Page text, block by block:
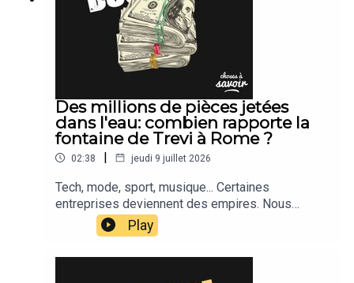
Des millions de pièces jetées
dans l'eau: combien rapporte la
fontaine de Trevi à Rome ?
02:38 | jeudi 9 juillet 2026
Tech, mode, sport, musique... Certaines
entreprises deviennent des empires. Nous
suivons leur actu.
Play